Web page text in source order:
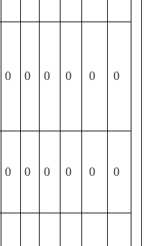
0 0 0 0 0 0
0 0 0 0 0 0